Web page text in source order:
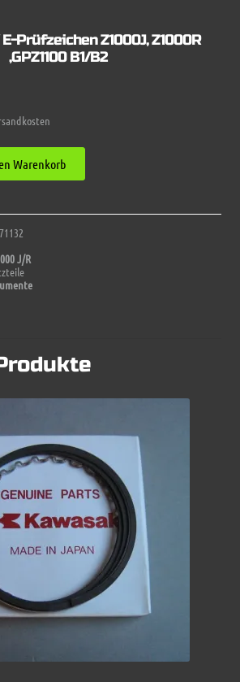
Prüfzeichen Z1000J, Z1000R
,GPZ1100 B1/B2
Warenkorb
J/R